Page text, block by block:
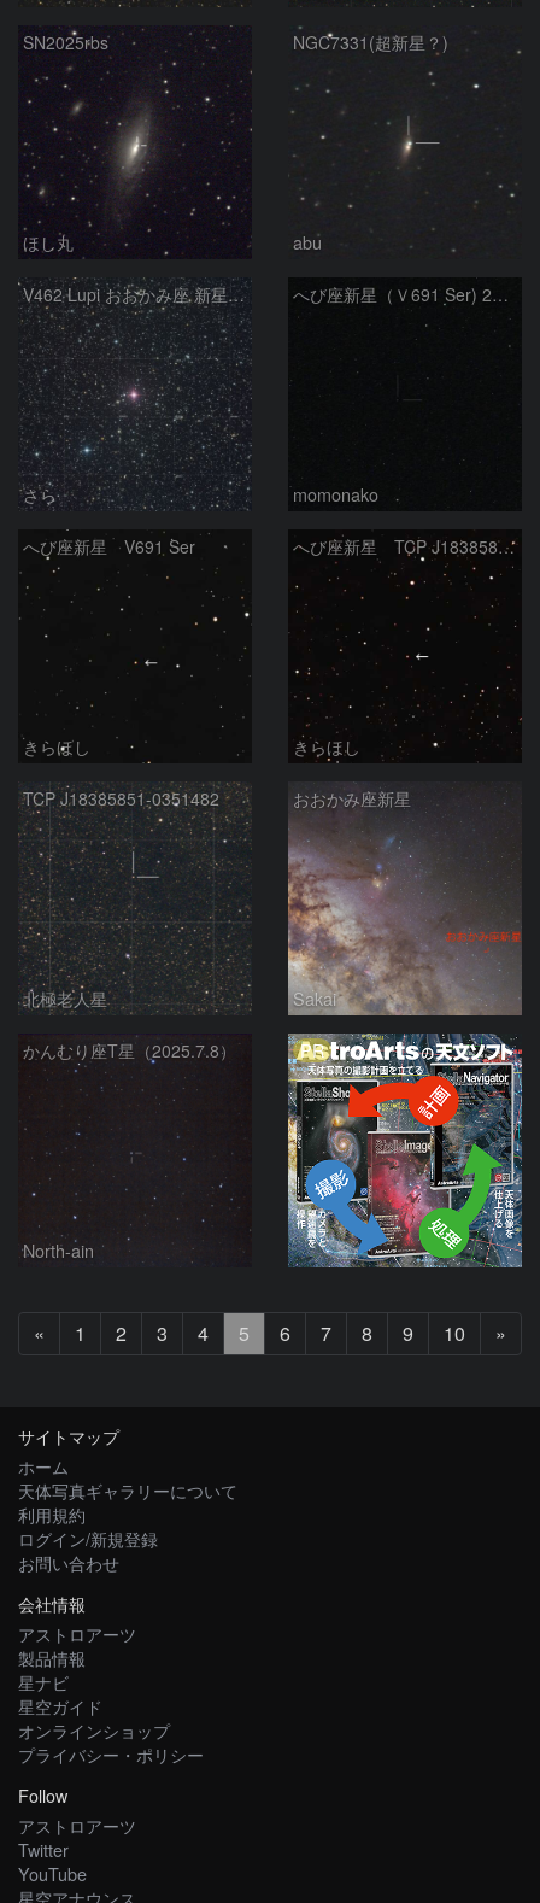
SN2025rbs
ほし丸
NGC7331(超新星？)
abu
V462 Lupi おおかみ座 新星／リコリモ RA501
さら
へび座新星（Ｖ691 Ser) 250723
momonako
へび座新星 V691 Ser
きらほし
へび座新星 TCP J18385851- 0351482
きらほし
TCP J18385851-0351482
北極老人星
おおかみ座新星
Sakai
かんむり座T星（2025.7.8）
North-ain
PR
«
へ
1 2 3 4 5 6 7 8 9 10 »
へ
サイトマップ
ホーム
天体写真ギャラリーについて
利用規約
ログイン/新規登録
お問い合わせ
会社情報
アストロアーツ
製品情報
星ナビ
星空ガイド
オンラインショップ
プライバシー・ポリシー
Follow
アストロアーツ
Twitter
YouTube
星空アナウンス